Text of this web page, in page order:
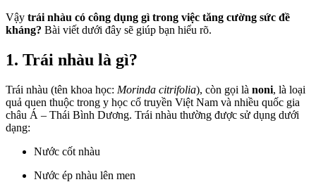
Vậy trái nhàu có công dụng gì trong việc tăng cường sức đề
kháng? Bài viết dưới đây sẽ giúp bạn hiểu rõ.
1. Trái nhàu là gì?
Trái nhàu (tên khoa học: Morinda citrifolia), còn gọi là noni, là loại
quả quen thuộc trong y học cổ truyền Việt Nam và nhiều quốc gia
châu Á – Thái Bình Dương. Trái nhàu thường được sử dụng dưới
dạng:
Nước cốt nhàu
Nước ép nhàu lên men